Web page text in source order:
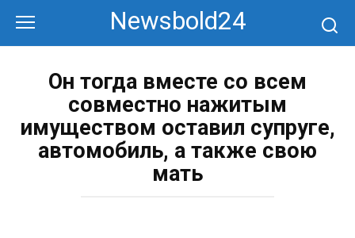
контенту
Newsbold24
Он тогда вместе со всем
совместно нажитым
имуществом оставил супруге,
автомобиль, а также свою
мать